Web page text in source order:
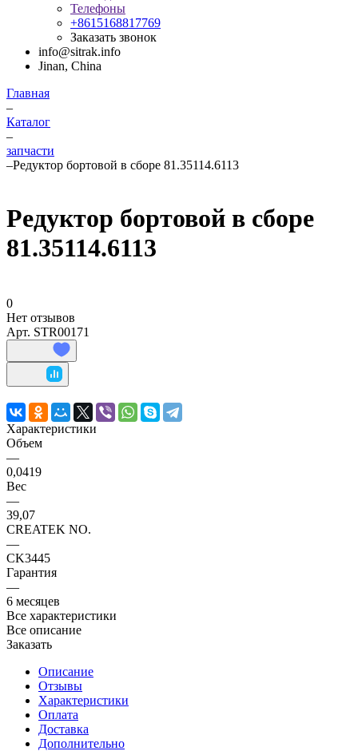
Телефоны
+8615168817769
Заказать звонок
info@sitrak.info
Jinan, China
Главная
–
Каталог
–
запчасти
–Редуктор бортовой в сборе 81.35114.6113
Редуктор бортовой в сборе
81.35114.6113
0
Нет отзывов
Арт. STR00171
Характеристики
Объем
—
0,0419
Вес
—
39,07
CREATEK NO.
—
CK3445
Гарантия
—
6 месяцев
Все характеристики
Все описание
Заказать
Описание
Отзывы
Характеристики
Оплата
Доставка
Дополнительно